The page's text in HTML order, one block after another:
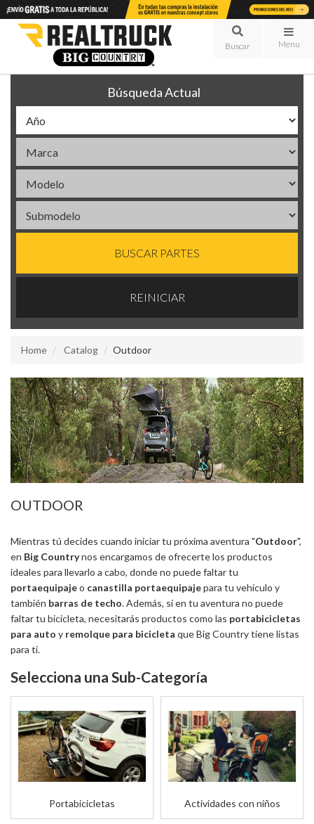
Menu
Búsqueda Actual
BUSCAR PARTES
REINICIAR
Home Catalog Outdoor
OUTDOOR
Mientras tú decides cuando iniciar tu próxima aventura "Outdoor",
en Big Countrynos encargamos de ofrecerte los productos
ideales para llevarlo a cabo, donde no puede faltar tu
portaequipajeo canastilla portaequipajepara tu vehículo y
también barras de techo. Además, si en tu aventura no puede
faltar tu bicicleta, necesitarás productos como las portabicicletas
para auto y remolque para bicicleta que Big Country tiene listas
para ti.
Portabicicletas Actividades con niños